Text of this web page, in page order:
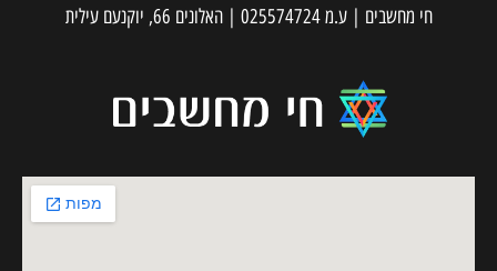
חי מחשבים | ע.מ 025574724 | האלונים 66, יוקנעם עילית